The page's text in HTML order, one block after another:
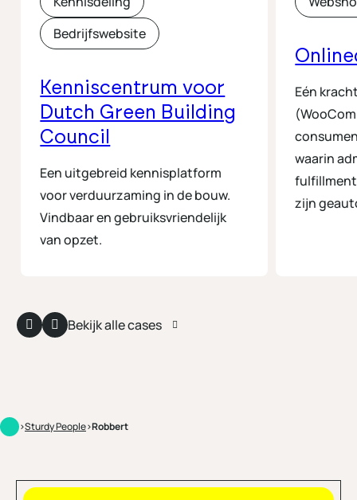
Bedrijfswebsite
Kenniscentrum voor
Dutch Green Building
Council
Een uitgebreid kennisplatform
voor verduurzaming in de bouw.
Vindbaar en gebruiksvriendelijk
van opzet.
Eén
waarin
zijn
Bekijk alle cases
>Sturdy People>Robbert